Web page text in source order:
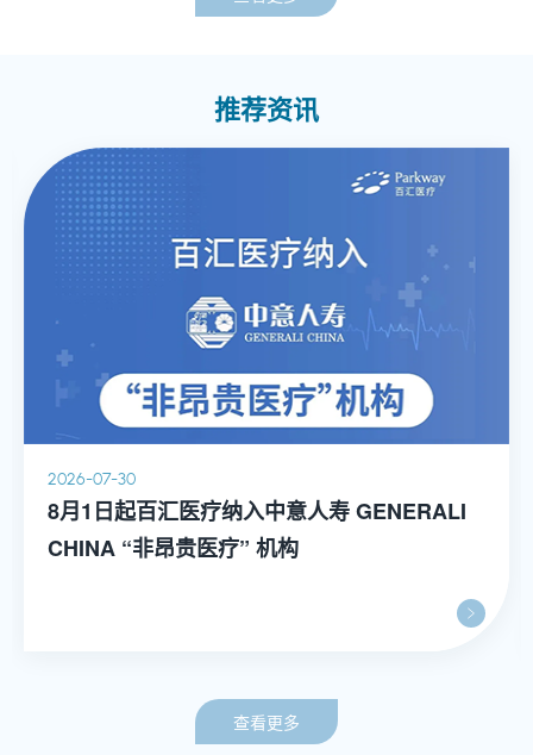
推荐资讯
2026-07-30
8月1日起百汇医疗纳入中意人寿 GENERALI
CHINA “非昂贵医疗” 机构
查看更多